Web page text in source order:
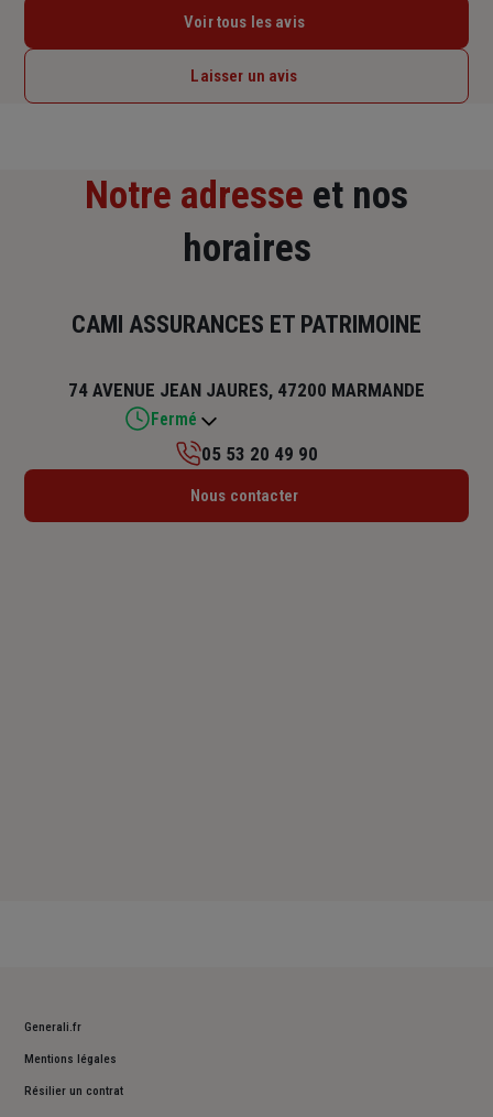
Voir tous les avis
Laisser un avis
Notre adresse et nos
horaires
CAMI ASSURANCES ET PATRIMOINE
74 AVENUE JEAN JAURES, 47200 MARMANDE
Fermé
Lundi : 09h – 13h
05 53 20 49 90
Nous contacter
Generali.fr
Mentions légales
Résilier un contrat